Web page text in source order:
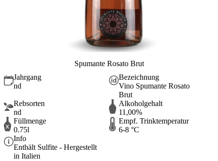
Spumante Rosato Brut
Jahrgang
nd
Bezeichnung
Vino Spumante Rosato
Brut
Rebsorten
nd
Alkoholgehalt
11,00%
Füllmenge
0.75l
Empf. Trinktemperatur
6-8 °C
Info
Enthält Sulfite - Hergestellt
in Italien